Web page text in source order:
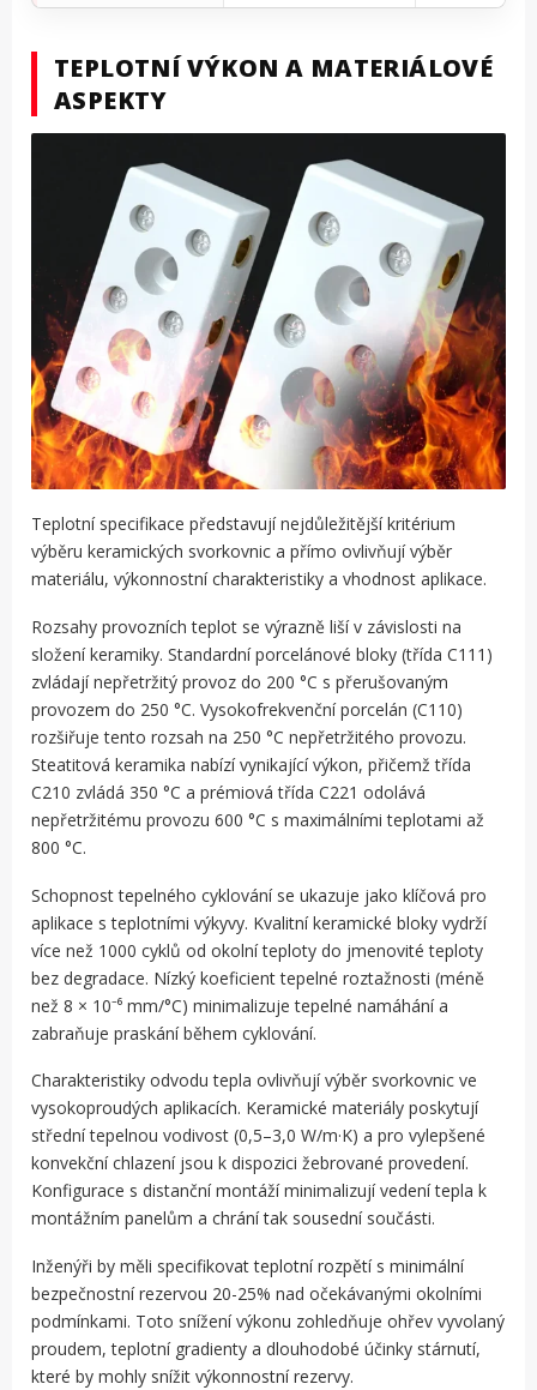
TEPLOTNÍ VÝKON A MATERIÁLOVÉ
ASPEKTY
Teplotní specifikace představují nejdůležitější kritérium
výběru keramických svorkovnic a přímo ovlivňují výběr
materiálu, výkonnostní charakteristiky a vhodnost aplikace.
Rozsahy provozních teplot se výrazně liší v závislosti na
složení keramiky. Standardní porcelánové bloky (třída C111)
zvládají nepřetržitý provoz do 200 °C s přerušovaným
provozem do 250 °C. Vysokofrekvenční porcelán (C110)
rozšiřuje tento rozsah na 250 °C nepřetržitého provozu.
Steatitová keramika nabízí vynikající výkon, přičemž třída
C210 zvládá 350 °C a prémiová třída C221 odolává
nepřetržitému provozu 600 °C s maximálními teplotami až
800 °C.
Schopnost tepelného cyklování se ukazuje jako klíčová pro
aplikace s teplotními výkyvy. Kvalitní keramické bloky vydrží
více než 1000 cyklů od okolní teploty do jmenovité teploty
bez degradace. Nízký koeficient tepelné roztažnosti (méně
než 8 × 10⁻⁶ mm/°C) minimalizuje tepelné namáhání a
zabraňuje praskání během cyklování.
Charakteristiky odvodu tepla ovlivňují výběr svorkovnic ve
vysokoproudých aplikacích. Keramické materiály poskytují
střední tepelnou vodivost (0,5–3,0 W/m·K) a pro vylepšené
konvekční chlazení jsou k dispozici žebrované provedení.
Konfigurace s distanční montáží minimalizují vedení tepla k
montážním panelům a chrání tak sousední součásti.
Inženýři by měli specifikovat teplotní rozpětí s minimální
bezpečnostní rezervou 20-25% nad očekávanými okolními
podmínkami. Toto snížení výkonu zohledňuje ohřev vyvolaný
proudem, teplotní gradienty a dlouhodobé účinky stárnutí,
které by mohly snížit výkonnostní rezervy.